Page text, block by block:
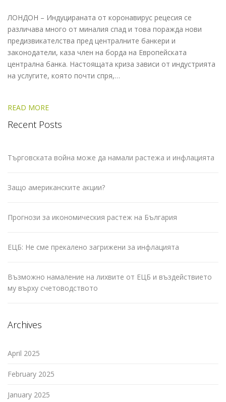
ЛОНДОН – Индуцираната от коронавирус рецесия се
различава много от миналия спад и това поражда нови
предизвикателства пред централните банкери и
законодатели, каза член на борда на Европейската
централна банка. Настоящата криза зависи от индустрията
на услугите, която почти спря,…
READ MORE
Recent Posts
Търговската война може да намали растежа и инфлацията
Защо американските акции?
Прогнози за икономическия растеж на България
ЕЦБ: Не сме прекалено загрижени за инфлацията
Възможно намаление на лихвите от ЕЦБ и въздействието
му върху счетоводството
Archives
April 2025
February 2025
January 2025